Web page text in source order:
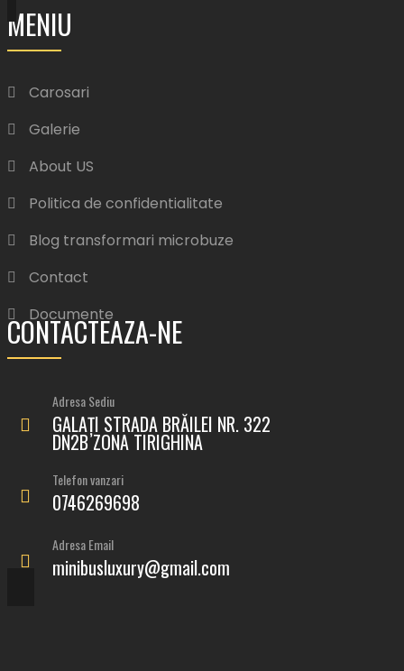
MENIU
Carosari
Galerie
About US
Politica de confidentialitate
Blog transformari microbuze
Contact
Documente
CONTACTEAZA-NE
Adresa Sediu
GALAȚI STRADA BRĂILEI NR. 322
DN2B ZONA TIRIGHINA
Telefon vanzari
0746269698
Adresa Email
minibusluxury@gmail.com